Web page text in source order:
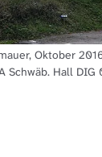
Oktober
Schwäb. Hall DIG